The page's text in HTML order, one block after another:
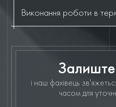
Виконання роботи в
Залиште
і наш фахівець
часом для